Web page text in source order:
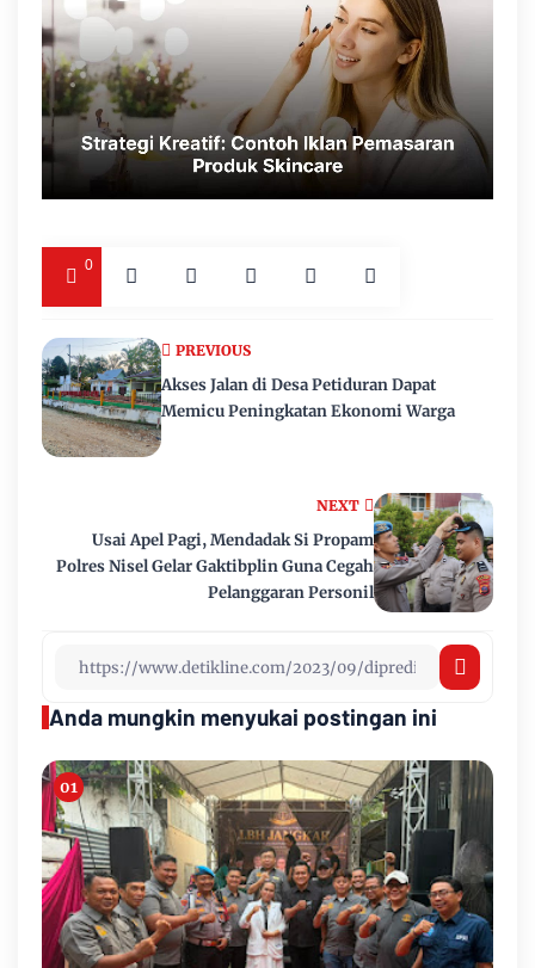
0
NEXT
Usai Apel Pagi, Mendadak Si Propam
Polres Nisel Gelar Gaktibplin Guna Cegah
Pelanggaran Personil
PREVIOUS
Akses Jalan di Desa Petiduran Dapat
Memicu Peningkatan Ekonomi Warga
Anda mungkin menyukai postingan ini